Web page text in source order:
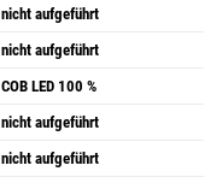
nicht aufgeführt
nicht aufgeführt
COB LED 100 %
nicht aufgeführt
nicht aufgeführt